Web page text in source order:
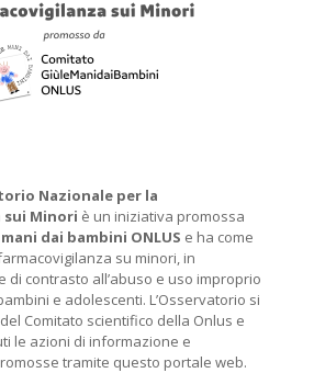
Nazionale per la
sui Minori è un iniziativa promossa
dai bambini ONLUS e ha come
su minori, in
di contrasto all’abuso e uso improprio
e adolescenti. L’Osservatorio si
Comitato scientifico della Onlus e
le azioni di informazione e
tramite questo portale web.